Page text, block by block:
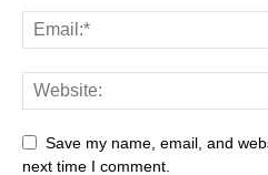
Save my name, email, and
next time I comment.